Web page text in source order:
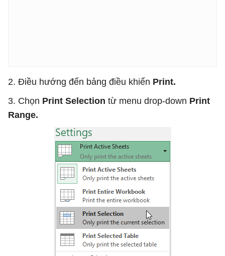
2. Điều hướng đến bảng điều khiển Print.
3. Chọn Print Selection từ menu drop-down Print
Range.